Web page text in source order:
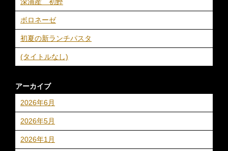
ボロネーゼ
初夏の新ランチパスタ
(タイトルなし)
アーカイブ
2026年6月
2026年5月
2026年1月